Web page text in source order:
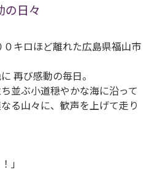
の日々
キロほど離れた広島県福山市
再び感動の毎日。
並ぶ小道穏やかな海に沿って
る山々に、歓声を上げて走り
」